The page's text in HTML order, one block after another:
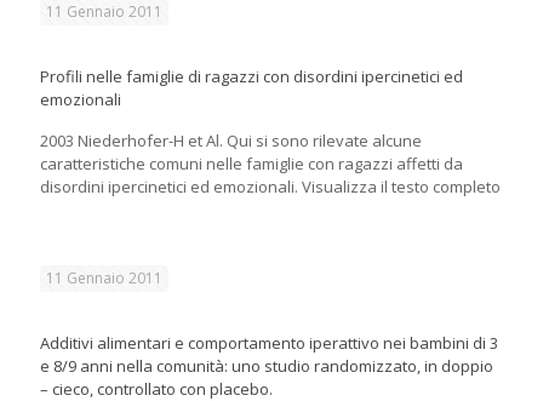
11 Gennaio 2011
Profili nelle famiglie di ragazzi con disordini ipercinetici ed
emozionali
2003 Niederhofer-H et Al. Qui si sono rilevate alcune
caratteristiche comuni nelle famiglie con ragazzi affetti da
disordini ipercinetici ed emozionali. Visualizza il testo completo
11 Gennaio 2011
Additivi alimentari e comportamento iperattivo nei bambini di 3
e 8/9 anni nella comunità: uno studio randomizzato, in doppio
– cieco, controllato con placebo.